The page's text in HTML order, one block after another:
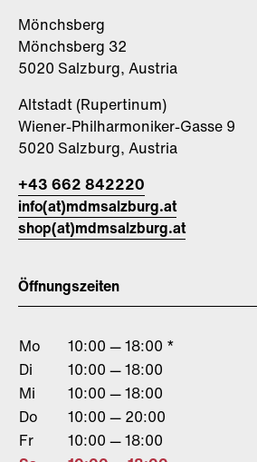
Mönchsberg
Mönchsberg 32
5020 Salzburg, Austria
Altstadt (Rupertinum)
Wiener-Philharmoniker-Gasse 9
5020 Salzburg, Austria
+43 662 842220
info(at)mdmsalzburg.at
shop(at)mdmsalzburg.at
Öffnungszeiten
Mo
10:00 — 18:00 *
Di
10:00 — 18:00
Mi
10:00 — 18:00
Do
10:00 — 20:00
Fr
10:00 — 18:00